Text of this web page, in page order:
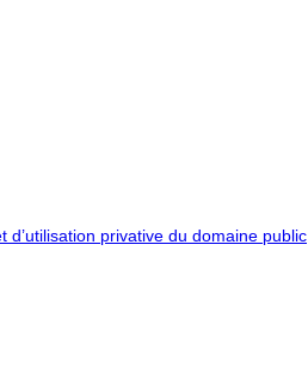
d’utilisation privative du domaine public